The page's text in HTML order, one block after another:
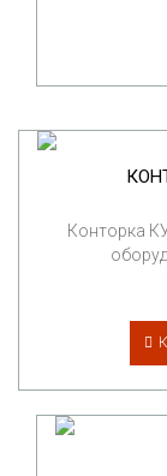
Конторка